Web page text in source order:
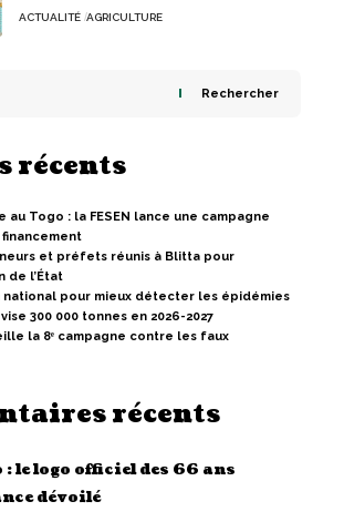
ACTUALITÉ AGRICULTURE
Rechercher
récents
au Togo : la FESEN lance une campagne
et préfets réunis à Blitta pour
de l’État
national pour mieux détecter les épidémies
300 000 tonnes en 2026-2027
la 8ᵉ campagne contre les faux
récents
: le logo officiel des 66 ans
dévoilé